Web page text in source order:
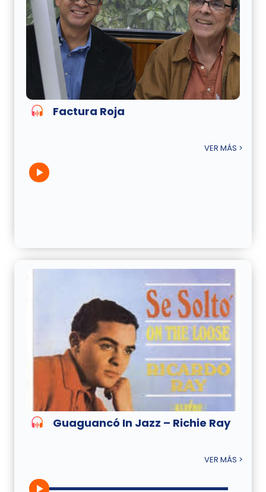
Factura Roja
VER MÁS >
Guaguancó In Jazz – Richie Ray
VER MÁS >